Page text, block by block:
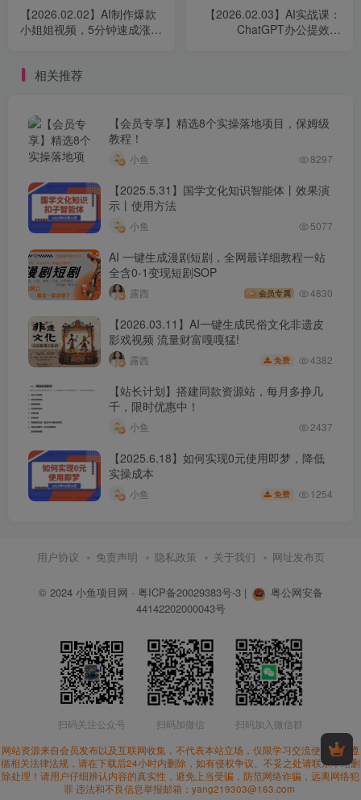
【2026.02.02】AI制作爆款
小姐姐视频，5分钟速成涨粉
【2026.02.03】AI实战课：
ChatGPT办公提效与
相关推荐
【会员专享】精选8个实操落地项目，保姆级
教程！
小鱼 8297
【2025.5.31】国学文化知识智能体丨效果演
示丨使用方法
小鱼 5077
AI 一键生成漫剧短剧，全网最详细教程一站
全含0-1变现短剧SOP
露西 会员专属 4830
【2026.03.11】AI一键生成民俗文化非遗皮
影戏视频 流量财富嘎嘎猛!
露西 免费 4382
【站长计划】搭建同款资源站，每月多挣几
千，限时优惠中！
小鱼 2437
【2025.6.18】如何实现0元使用即梦，降低
实操成本
小鱼 免费 1254
用户协议 免责声明 隐私政策 关于我们 网址发布页
© 2024 小鱼项目网 · 粤ICP备20029383号-3|
粤公网安备
44142202000043号
扫码关注公众号 扫码加微信
扫码加入微信群
网站资源来自会员发布以及互联网收集，不代表本站立场，仅限学习交流使用。请遵
循相关法律法规，请在下载后24小时内删除，如有侵权争议、不妥之处请联系本站删
除处理！请用户仔细辨认内容的真实性，避免上当受骗，防范网络诈骗，远离网络犯
罪 违法和不良信息举报邮箱：yang219303@163.com